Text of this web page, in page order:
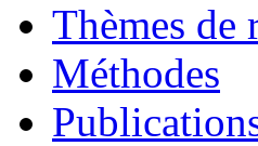
Thèmes de
Méthodes